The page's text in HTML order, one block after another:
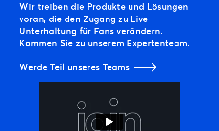
Wir treiben die Produkte und Lösungen
voran, die den Zugang zu Live-
Unterhaltung für Fans verändern.
Kommen Sie zu unserem Expertenteam.
Werde Teil unseres Teams